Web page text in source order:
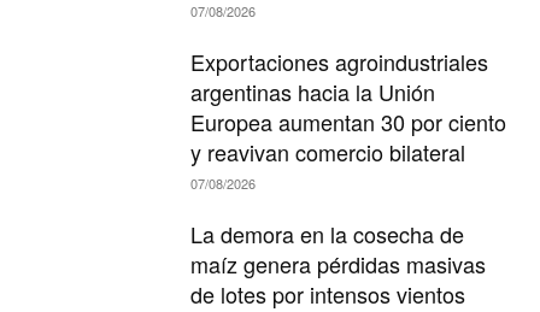
07/08/2026
Exportaciones agroindustriales
argentinas hacia la Unión
Europea aumentan 30 por ciento
y reavivan comercio bilateral
07/08/2026
La demora en la cosecha de
maíz genera pérdidas masivas
de lotes por intensos vientos